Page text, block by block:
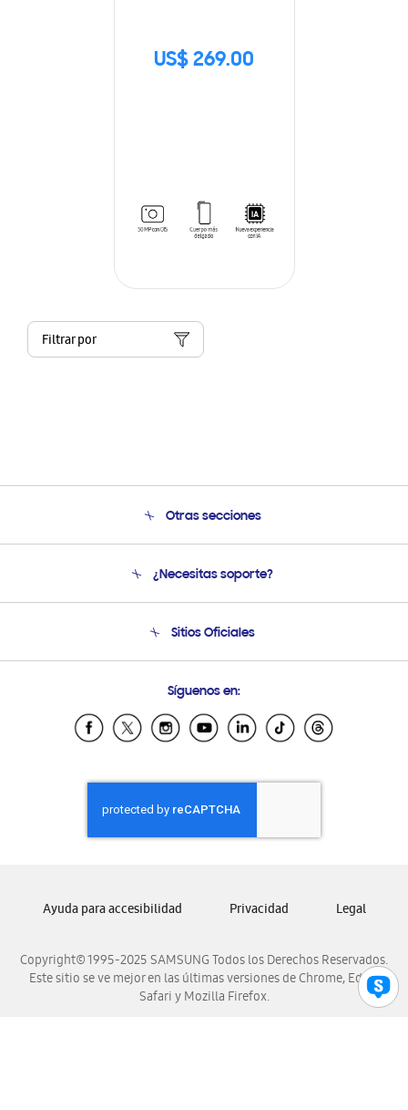
US$ 269.00
Filtrar por
Otras secciones
Soporte
¿Necesitas soporte?
Soporte vía eMail
Sitios Oficiales
Samsung Ecuador
Samsung El Salvador
Samsung Honduras
Samsung Nicaragua
Samsung Panamá
Samsung Venezuela
Síguenos en:
Copyright© 1995-2025 SAMSUNG Todos los Derechos Reservados.
Este sitio se ve mejor en las últimas versiones de Chrome, Edge,
Safari y Mozilla Firefox.
Ayuda para accesibilidad Privacidad Legal